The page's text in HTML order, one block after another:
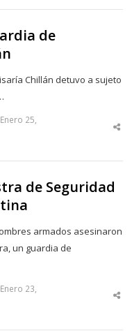
de
Chillán detuvo a sujeto
25,
de Seguridad
armados asesinaron
un guardia de
23,